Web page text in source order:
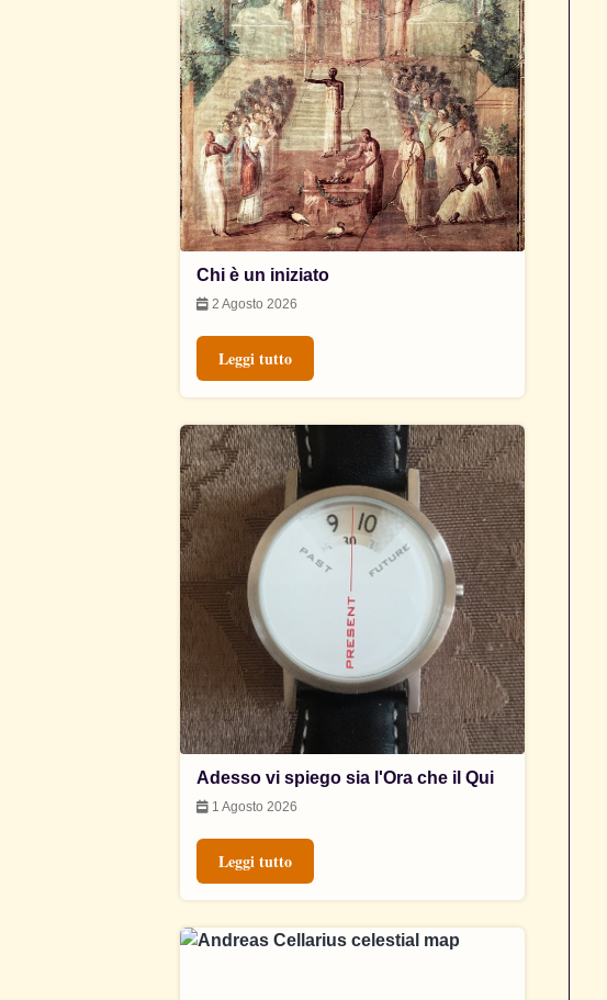
Chi è un iniziato
2 Agosto 2026
Leggi tutto
Adesso vi spiego sia l'Ora che il Qui
1 Agosto 2026
Leggi tutto